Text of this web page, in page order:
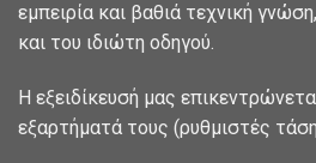
εμπειρία και βαθιά τεχνική
και του ιδιώτη οδηγού.
Η εξειδίκευσή μας
εξαρτήματά τους (ρυθμιστές